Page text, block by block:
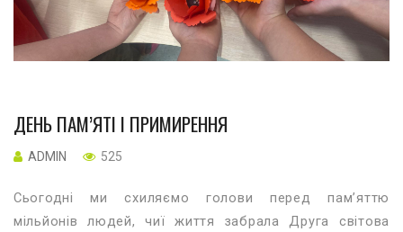
ДЕНЬ ПАМ’ЯТІ І ПРИМИРЕННЯ
ADMIN 525
Сьогодні ми схиляємо голови перед пам’яттю
мільйонів людей, чиї життя забрала Друга світова